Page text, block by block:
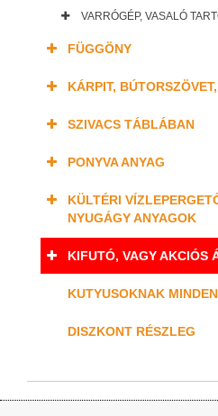
VARRÓGÉP, VASALÓ
FÜGGÖNY
KÁRPIT,
SZIVACS TÁBLÁBAN
PONYVA ANYAG
KÜLTÉRI
NYUGÁGY ANYAGOK
KIFUTÓ, VAGY AKCIÓS
KUTYUSOKNAK
DISZKONT RÉSZLEG